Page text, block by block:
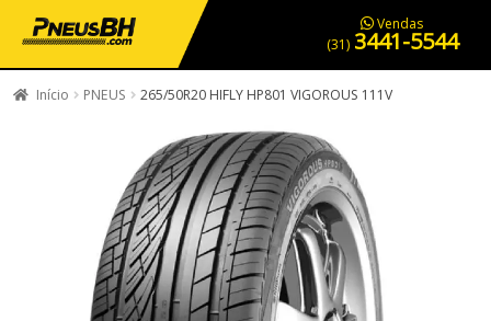
PNEUS EM OFERTA SERVIÇOS AUTOMOTIVOS NOSSA LOJA
Vendas
(31) 3441-5544
Início PNEUS 265/50R20 HIFLY HP801 VIGOROUS 111V